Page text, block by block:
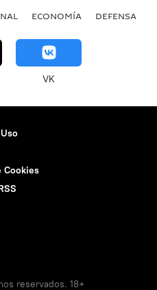
ECONOMÍA DEFENSA
VK
Cookies
reservados. 18+